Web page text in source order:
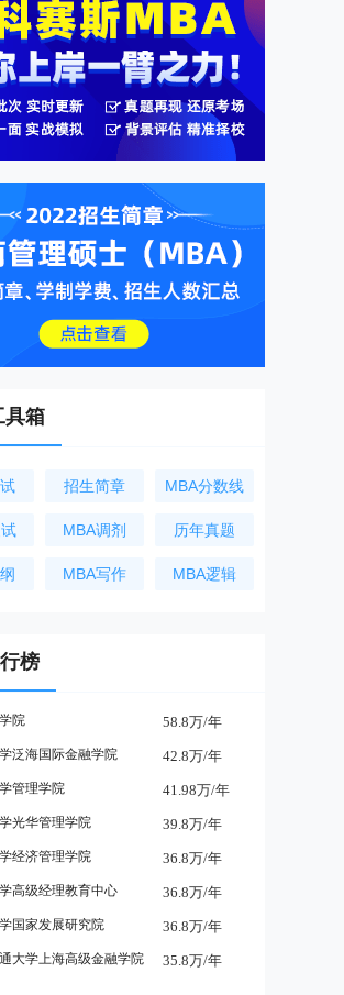
26.8万/年(学制2年),全日制4.4万/年(学
全日制8.64万/年(学制2年),非全日制6.72
万/年(学制2.5年),非全日制11.8万/
/年(学制2年),非全日制0万/年(学制2年)
非全日制36.98万/年(学制2.5年),全日制
具箱
招生简章 MBA分数线
MBA调剂 历年真题
MBA写作 MBA逻辑
榜
院 58.8万/年
泛海国际金融学院 42.8万/年
管理学院 41.98万/年
光华管理学院 39.8万/年
经济管理学院 36.8万/年
高级经理教育中心 36.8万/年
国家发展研究院 36.8万/年
大学上海高级金融学院 35.8万/年